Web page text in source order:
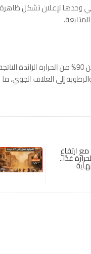
لإعلان تشكل ظاهرة
وأوضح الغنوشي أن المحيطات تمتص أكثر من
إلى الغلاف الجوي،
ارتفاع
غدًا..